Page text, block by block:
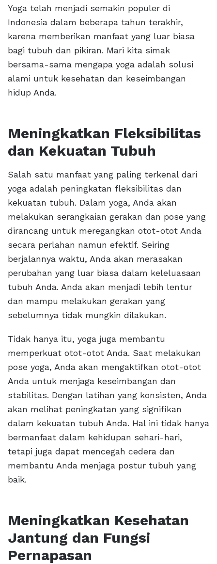
Yoga telah menjadi semakin populer di
Indonesia dalam beberapa tahun terakhir,
karena memberikan manfaat yang luar biasa
bagi tubuh dan pikiran. Mari kita simak
bersama-sama mengapa yoga adalah solusi
alami untuk kesehatan dan keseimbangan
hidup Anda.
Meningkatkan Fleksibilitas
dan Kekuatan Tubuh
Salah satu manfaat yang paling terkenal dari
yoga adalah peningkatan fleksibilitas dan
kekuatan tubuh. Dalam yoga, Anda akan
melakukan serangkaian gerakan dan pose yang
dirancang untuk meregangkan otot-otot Anda
secara perlahan namun efektif. Seiring
berjalannya waktu, Anda akan merasakan
perubahan yang luar biasa dalam keleluasaan
tubuh Anda. Anda akan menjadi lebih lentur
dan mampu melakukan gerakan yang
sebelumnya tidak mungkin dilakukan.
Tidak hanya itu, yoga juga membantu
memperkuat otot-otot Anda. Saat melakukan
pose yoga, Anda akan mengaktifkan otot-otot
Anda untuk menjaga keseimbangan dan
stabilitas. Dengan latihan yang konsisten, Anda
akan melihat peningkatan yang signifikan
dalam kekuatan tubuh Anda. Hal ini tidak hanya
bermanfaat dalam kehidupan sehari-hari,
tetapi juga dapat mencegah cedera dan
membantu Anda menjaga postur tubuh yang
baik.
Meningkatkan Kesehatan
Jantung dan Fungsi
Pernapasan